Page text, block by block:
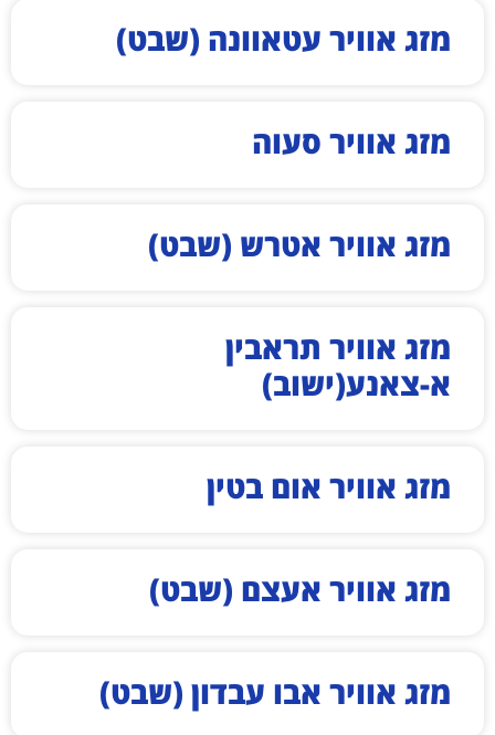
מזג אוויר עטאוונה (שבט)
מזג אוויר סעוה
מזג אוויר אטרש (שבט)
מזג אוויר תראבין
א-צאנע(ישוב)
מזג אוויר אום בטין
מזג אוויר אעצם (שבט)
מזג אוויר אבו עבדון (שבט)